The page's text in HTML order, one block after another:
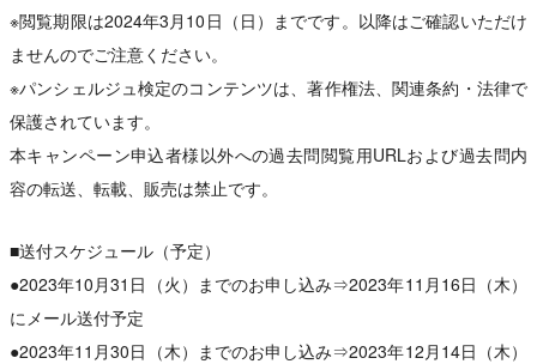
※閲覧期限は2024年3月10日（日）までです。以降はご確認いただけ
ませんのでご注意ください。
※パンシェルジュ検定のコンテンツは、著作権法、関連条約・法律で
保護されています。
本キャンペーン申込者様以外への過去問閲覧用URLおよび過去問内
容の転送、転載、販売は禁止です。
■送付スケジュール（予定）
●2023年10月31日（火）までのお申し込み⇒2023年11月16日（木）
にメール送付予定
●2023年11月30日（木）までのお申し込み⇒2023年12月14日（木）